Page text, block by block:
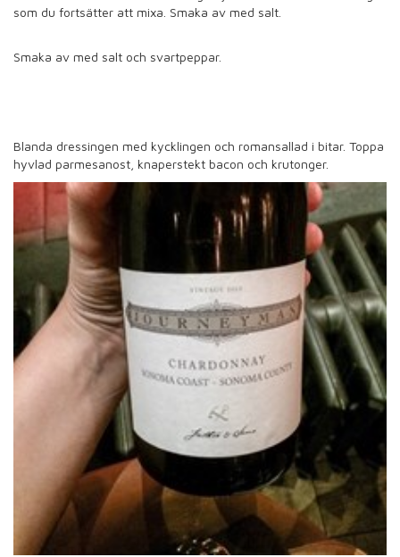
som du fortsätter att mixa. Smaka av med salt.
Smaka av med salt och svartpeppar.
Blanda dressingen med kycklingen och romansallad i bitar. Toppa
hyvlad parmesanost, knaperstekt bacon och krutonger.